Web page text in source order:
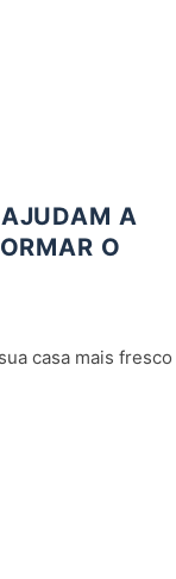
A
O
casa mais fresco